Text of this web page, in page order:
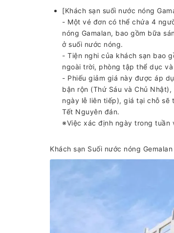
[Khách sạn suối nước nóng
- Một vé đơn có thể chứa 4
nóng Gamalan, bao gồm bữa
ở suối nước nóng.
- Tiện nghi của khách sạn bao
ngoài trời, phòng tập thể dục
- Phiếu giảm giá này được áp
bận rộn (Thứ Sáu và Chủ
ngày lễ liên tiếp), giá tại chỗ
Tết Nguyên đán.
※Việc xác định ngày trong tuần
Khách sạn Suối nước nóng Gemalan